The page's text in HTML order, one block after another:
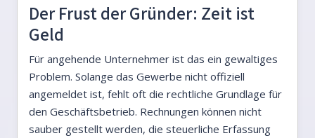
Der Frust der Gründer: Zeit ist
Geld
Für angehende Unternehmer ist das ein gewaltiges
Problem. Solange das Gewerbe nicht offiziell
angemeldet ist, fehlt oft die rechtliche Grundlage für
den Geschäftsbetrieb. Rechnungen können nicht
sauber gestellt werden, die steuerliche Erfassung